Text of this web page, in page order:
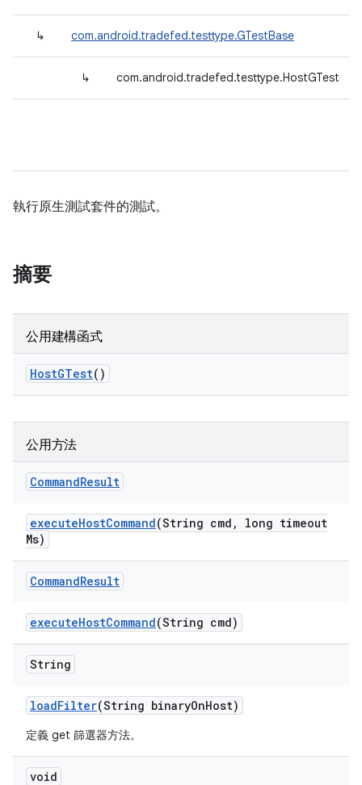
↳ com.android.tradefed.testtype.GTestBase
↳ com.android.tradefed.testtype.HostGTest
執行原生測試套件的測試。
摘要
公用建構函式
HostGTest()
公用方法
CommandResult
executeHostCommand(String cmd ,
long timeout
Ms)
CommandResult
executeHostCommand(String cmd)
String
loadFilter(String binaryOnHost)
定義 get 篩選器方法。
void